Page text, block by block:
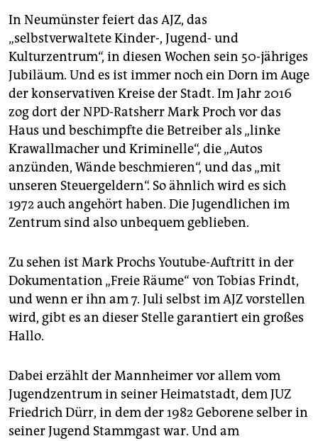
verlag
veranstaltungen
shop
fragen & hilfe
unterstützen
abo
genossenschaft
epaper login
In Neumünster feiert das AJZ, das
„selbstverwaltete Kinder-, Jugend- und
Kulturzentrum“, in diesen Wochen sein 50-jähriges
Jubiläum. Und es ist immer noch ein Dorn im Auge
der konservativen Kreise der Stadt. Im Jahr 2016
zog dort der NPD-Ratsherr Mark Proch vor das
Haus und beschimpfte die Betreiber als „linke
Krawallmacher und Kriminelle“, die „Autos
anzünden, Wände beschmieren“, und das „mit
unseren Steuergeldern“. So ähnlich wird es sich
1972 auch angehört haben. Die Jugendlichen im
Zentrum sind also unbequem geblieben.
Zu sehen ist Mark Prochs Youtube-Auftritt in der
Dokumentation „Freie Räume“ von Tobias Frindt,
und wenn er ihn am 7. Juli selbst im AJZ vorstellen
wird, gibt es an dieser Stelle garantiert ein großes
Hallo.
Dabei erzählt der Mannheimer vor allem vom
Jugendzentrum in seiner Heimatstadt, dem JUZ
Friedrich Dürr, in dem der 1982 Geborene selber in
seiner Jugend Stammgast war. Und am